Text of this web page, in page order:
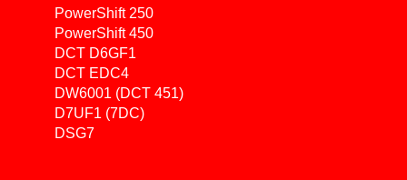
PowerShift 250
PowerShift 450
DCT D6GF1
DCT EDC4
DW6001 (DCT 451)
D7UF1 (7DC)
DSG7